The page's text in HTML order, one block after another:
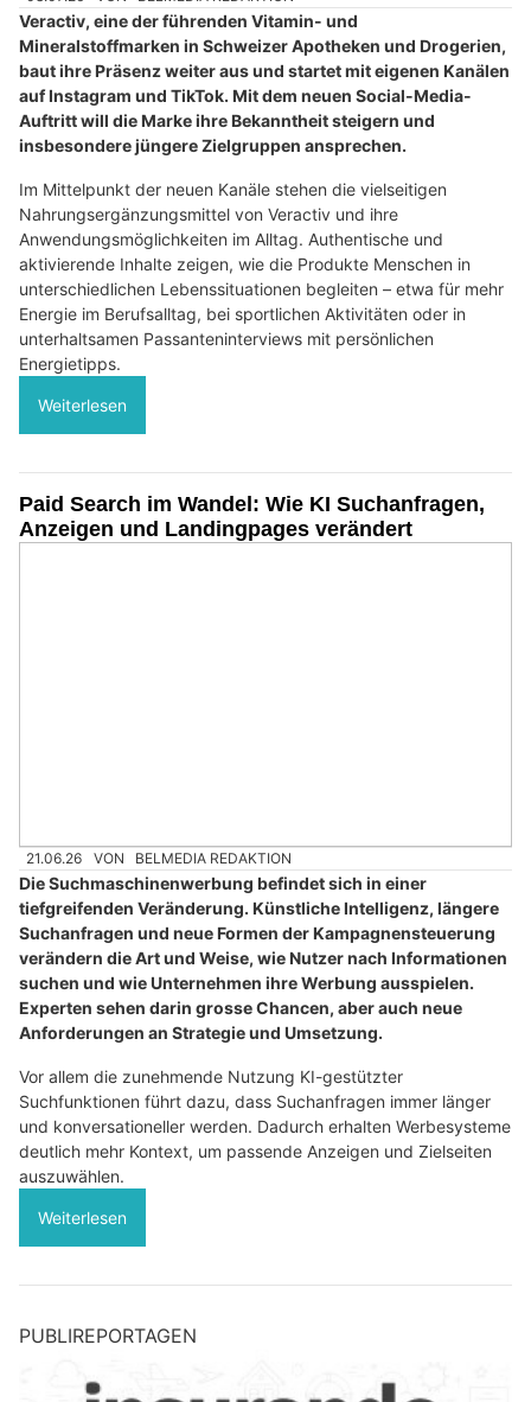
Veractiv, eine der führenden Vitamin- und
Mineralstoffmarken in Schweizer Apotheken und Drogerien,
baut ihre Präsenz weiter aus und startet mit eigenen Kanälen
auf Instagram und TikTok. Mit dem neuen Social-Media-
Auftritt will die Marke ihre Bekanntheit steigern und
insbesondere jüngere Zielgruppen ansprechen.
Im Mittelpunkt der neuen Kanäle stehen die vielseitigen
Nahrungsergänzungsmittel von Veractiv und ihre
Anwendungsmöglichkeiten im Alltag. Authentische und
aktivierende Inhalte zeigen, wie die Produkte Menschen in
unterschiedlichen Lebenssituationen begleiten – etwa für mehr
Energie im Berufsalltag, bei sportlichen Aktivitäten oder in
unterhaltsamen Passanteninterviews mit persönlichen
Energietipps.
Weiterlesen
Paid Search im Wandel: Wie KI Suchanfragen,
Anzeigen und Landingpages verändert
21.06.26 VON BELMEDIA REDAKTION
Die Suchmaschinenwerbung befindet sich in einer
tiefgreifenden Veränderung. Künstliche Intelligenz, längere
Suchanfragen und neue Formen der Kampagnensteuerung
verändern die Art und Weise, wie Nutzer nach Informationen
suchen und wie Unternehmen ihre Werbung ausspielen.
Experten sehen darin grosse Chancen, aber auch neue
Anforderungen an Strategie und Umsetzung.
Vor allem die zunehmende Nutzung KI-gestützter
Suchfunktionen führt dazu, dass Suchanfragen immer länger
und konversationeller werden. Dadurch erhalten Werbesysteme
deutlich mehr Kontext, um passende Anzeigen und Zielseiten
auszuwählen.
Weiterlesen
PUBLIREPORTAGEN